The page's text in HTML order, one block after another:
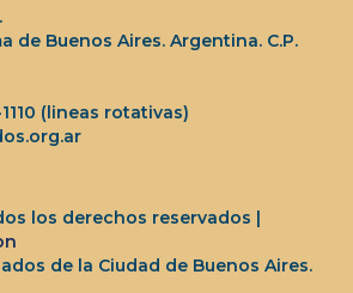
de Buenos Aires. Argentina. C.P.
1110 (lineas rotativas)
los derechos reservados |
de la Ciudad de Buenos Aires.